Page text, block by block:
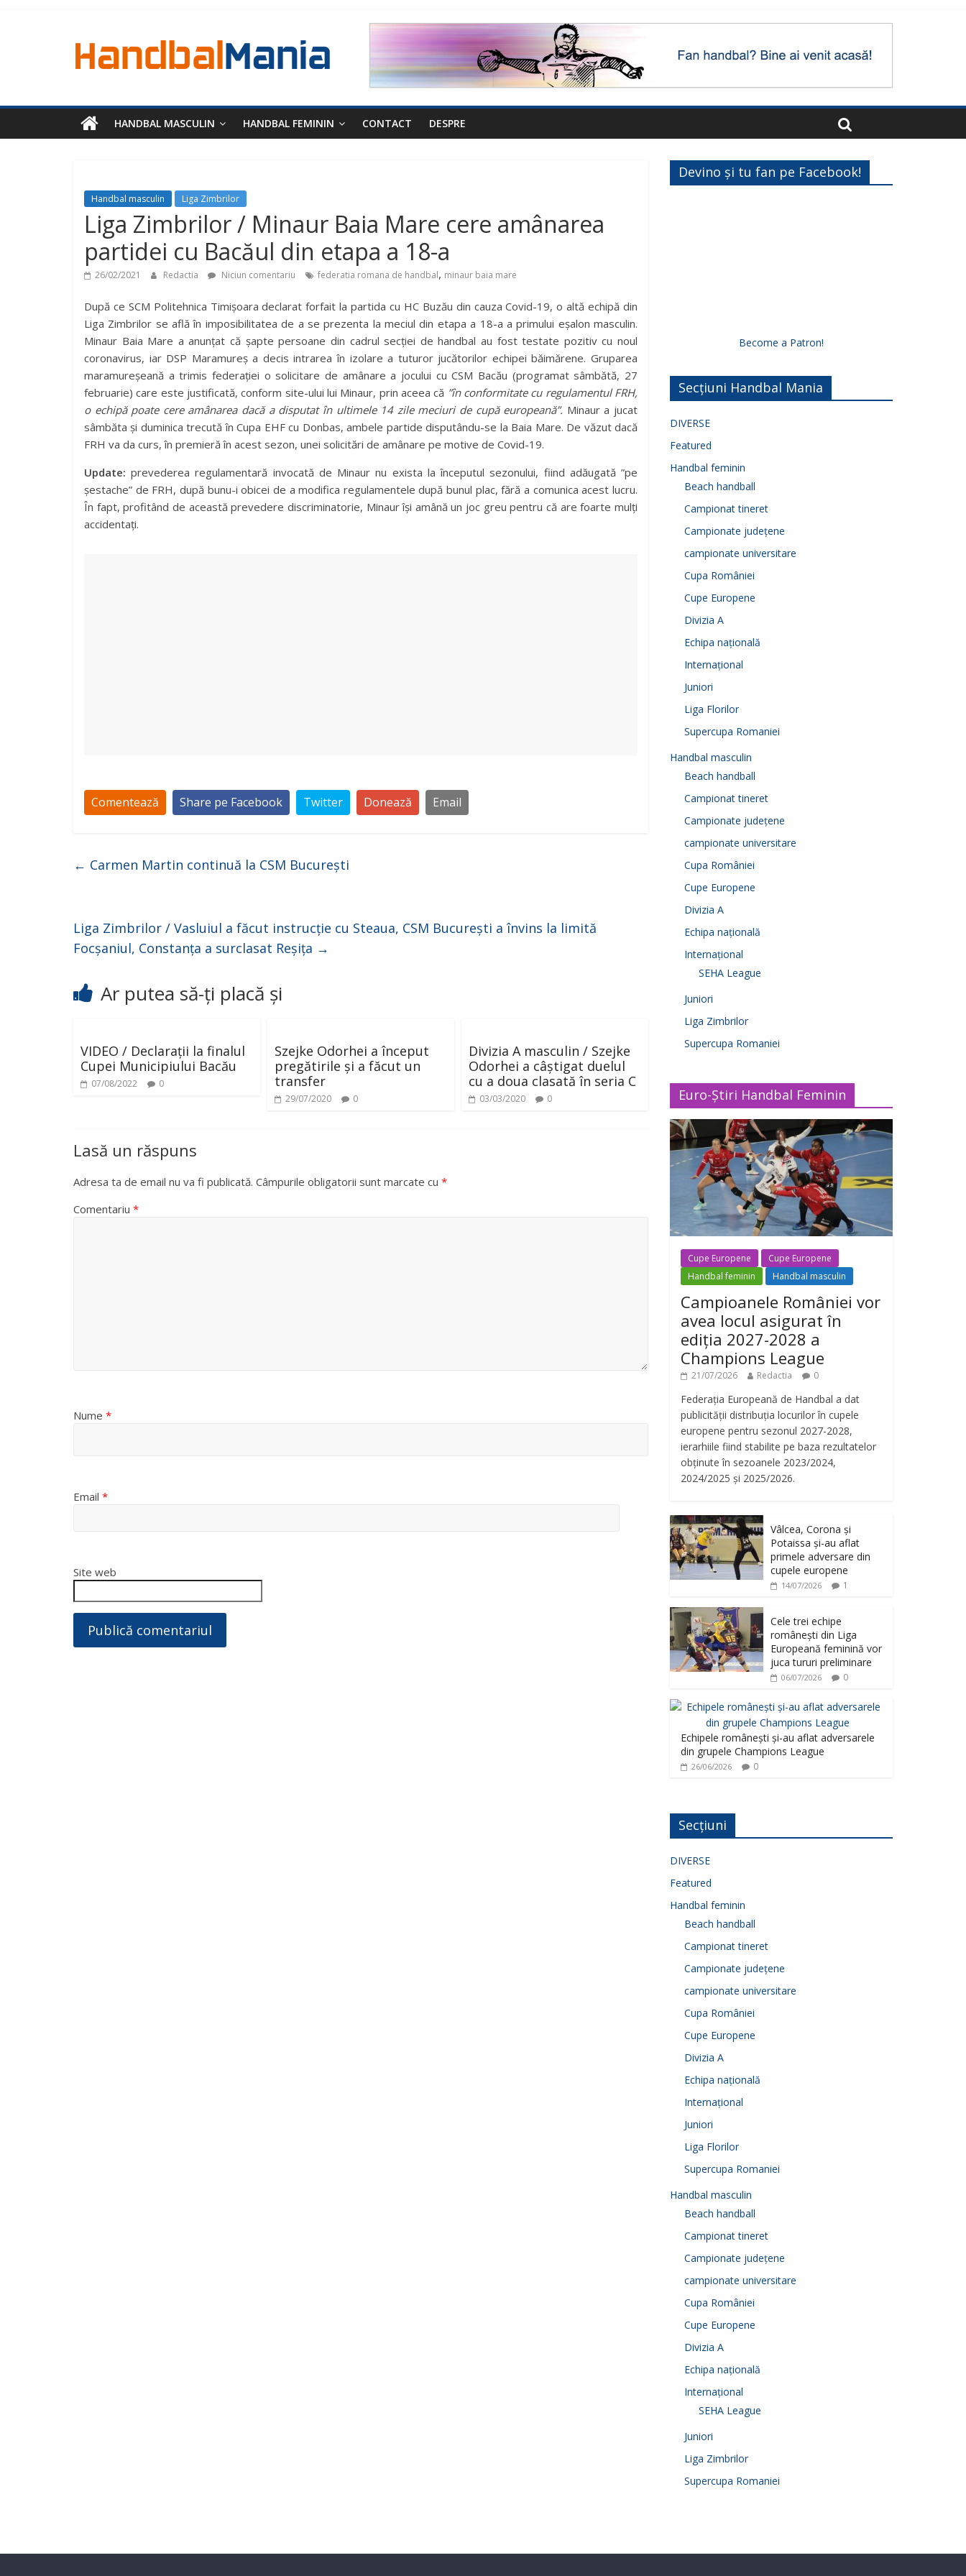
HANDBAL MASCULIN HANDBAL FEMININ CONTACT DESPRE
Handbal masculin Liga Zimbrilor
Liga Zimbrilor / Minaur Baia Mare cere amânarea
partidei cu Bacăul din etapa a 18-a
26/02/2021 Redactia Niciun comentariu federatia romana de handbal, minaur baia mare
După ce SCM Politehnica Timișoara declarat forfait la partida cu HC Buzău din cauza Covid-19, o altă echipă din
Liga Zimbrilor se află în imposibilitatea de a se prezenta la meciul din etapa a 18-a a primului eșalon masculin.
Minaur Baia Mare a anunțat că șapte persoane din cadrul secției de handbal au fost testate pozitiv cu noul
coronavirus, iar DSP Maramureș a decis intrarea în izolare a tuturor jucătorilor echipei băimărene. Gruparea
maramureșeană a trimis federației o solicitare de amânare a jocului cu CSM Bacău (programat sâmbătă, 27
februarie) care este justificată, conform site-ului lui Minaur, prin aceea că ”în conformitate cu regulamentul FRH,
o echipă poate cere amânarea dacă a disputat în ultimele 14 zile meciuri de cupă europeană”. Minaur a jucat
sâmbăta și duminica trecută în Cupa EHF cu Donbas, ambele partide disputându-se la Baia Mare. De văzut dacă
FRH va da curs, în premieră în acest sezon, unei solicitări de amânare pe motive de Covid-19.
Update: prevederea regulamentară invocată de Minaur nu exista la începutul sezonului, fiind adăugată ”pe
șestache” de FRH, după bunu-i obicei de a modifica regulamentele după bunul plac, fără a comunica acest lucru.
În fapt, profitând de această prevedere discriminatorie, Minaur își amână un joc greu pentru că are foarte mulți
accidentați.
Comentează Share pe Facebook Twitter Donează Email
← Carmen Martin continuă la CSM București
Liga Zimbrilor / Vasluiul a făcut instrucție cu Steaua, CSM București a învins la limită
Focșaniul, Constanța a surclasat Reșița →
Ar putea să-ți placă și
VIDEO / Declarații la finalul
Cupei Municipiului Bacău
07/08/2022 0
Szejke Odorhei a început
pregătirile și a făcut un
transfer
29/07/2020 0
Divizia A masculin / Szejke
Odorhei a câștigat duelul
cu a doua clasată în seria C
03/03/2020 0
Lasă un răspuns
Adresa ta de email nu va fi publicată. Câmpurile obligatorii sunt marcate cu *
Comentariu *
Nume *
Email *
Site web
Devino și tu fan pe Facebook!
Become a Patron!
Secțiuni Handbal Mania
DIVERSE
Featured
Handbal feminin
Beach handball
Campionat tineret
Campionate județene
campionate universitare
Cupa României
Cupe Europene
Divizia A
Echipa națională
Internațional
Juniori
Liga Florilor
Supercupa Romaniei
Handbal masculin
Beach handball
Campionat tineret
Campionate județene
campionate universitare
Cupa României
Cupe Europene
Divizia A
Echipa națională
Internațional
SEHA League
Juniori
Liga Zimbrilor
Supercupa Romaniei
Euro-Știri Handbal Feminin
Cupe Europene
Cupe Europene
Handbal feminin
Handbal masculin
Campioanele României vor
avea locul asigurat în
ediția 2027-2028 a
Champions League
21/07/2026 Redactia 0
Federația Europeană de Handbal a dat
publicității distribuția locurilor în cupele
europene pentru sezonul 2027-2028,
ierarhiile fiind stabilite pe baza rezultatelor
obținute în sezoanele 2023/2024,
2024/2025 și 2025/2026.
Vâlcea, Corona și
Potaissa și-au aflat
primele adversare din
cupele europene
14/07/2026 1
Cele trei echipe
românești din Liga
Europeană feminină vor
juca tururi preliminare
06/07/2026 0
Echipele românești și-au aflat adversarele
din grupele Champions League
26/06/2026 0
Secțiuni
DIVERSE
Featured
Handbal feminin
Beach handball
Campionat tineret
Campionate județene
campionate universitare
Cupa României
Cupe Europene
Divizia A
Echipa națională
Internațional
Juniori
Liga Florilor
Supercupa Romaniei
Handbal masculin
Beach handball
Campionat tineret
Campionate județene
campionate universitare
Cupa României
Cupe Europene
Divizia A
Echipa națională
Internațional
SEHA League
Juniori
Liga Zimbrilor
Supercupa Romaniei